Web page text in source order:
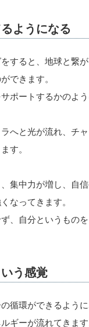
ようになる
すると、地球と繋
できます。
ポートするかのよ
へと光が流れ、チ
す。
集中力が増し、自
なってきます。
、自分というもの
う感覚
循環ができるよう
ギーが流れてきま